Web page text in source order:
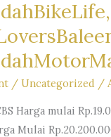
/Uncategorized /
Harga mulai
Mulai